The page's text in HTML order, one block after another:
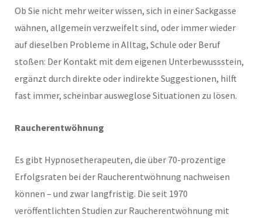
Ob Sie nicht mehr weiter wissen, sich in einer Sackgasse
wähnen, allgemein verzweifelt sind, oder immer wieder
auf dieselben Probleme in Alltag, Schule oder Beruf
stoßen: Der Kontakt mit dem eigenen Unterbewussstein,
ergänzt durch direkte oder indirekte Suggestionen, hilft
fast immer, scheinbar ausweglose Situationen zu lösen.
Raucherentwöhnung
Es gibt Hypnosetherapeuten, die über 70-prozentige
Erfolgsraten bei der Raucherentwöhnung nachweisen
können – und zwar langfristig. Die seit 1970
veröffentlichten Studien zur Raucherentwöhnung mit